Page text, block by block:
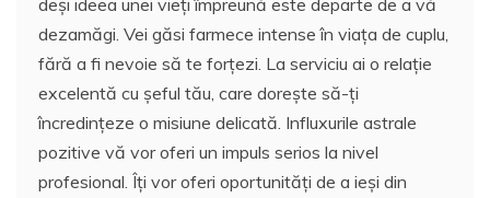
dezamăgi. Vei găsi farmece intense în viața de cuplu,
fără a fi nevoie să te forțezi. La serviciu ai o relație
excelentă cu șeful tău, care dorește să-ți
încredințeze o misiune delicată. Influxurile astrale
pozitive vă vor oferi un impuls serios la nivel
profesional. Îți vor oferi oportunități de a ieși din